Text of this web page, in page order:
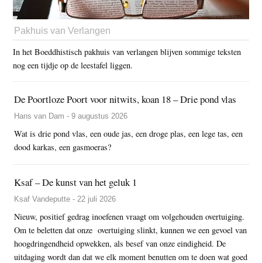
Pakhuis van Verlangen
In het Boeddhistisch pakhuis van verlangen blijven sommige teksten
nog een tijdje op de leestafel liggen.
De Poortloze Poort voor nitwits, koan 18 – Drie pond vlas
Hans van Dam - 9 augustus 2026
Wat is drie pond vlas, een oude jas, een droge plas, een lege tas, een
dood karkas, een gasmoeras?
Ksaf – De kunst van het geluk 1
Ksaf Vandeputte - 22 juli 2026
Nieuw, positief gedrag inoefenen vraagt om volgehouden overtuiging.
Om te beletten dat onze overtuiging slinkt, kunnen we een gevoel van
hoogdringendheid opwekken, als besef van onze eindigheid. De
uitdaging wordt dan dat we elk moment benutten om te doen wat goed